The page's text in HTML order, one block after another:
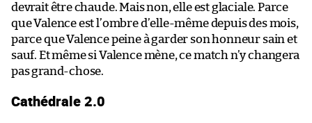
devrait être chaude. Mais non, elle est glaciale. Parce
que Valence est l’ombre d’elle-même depuis des mois,
parce que Valence peine à garder son honneur sain et
sauf. Et même si Valence mène, ce match n’y changera
pas grand-chose.
Cathédrale 2.0